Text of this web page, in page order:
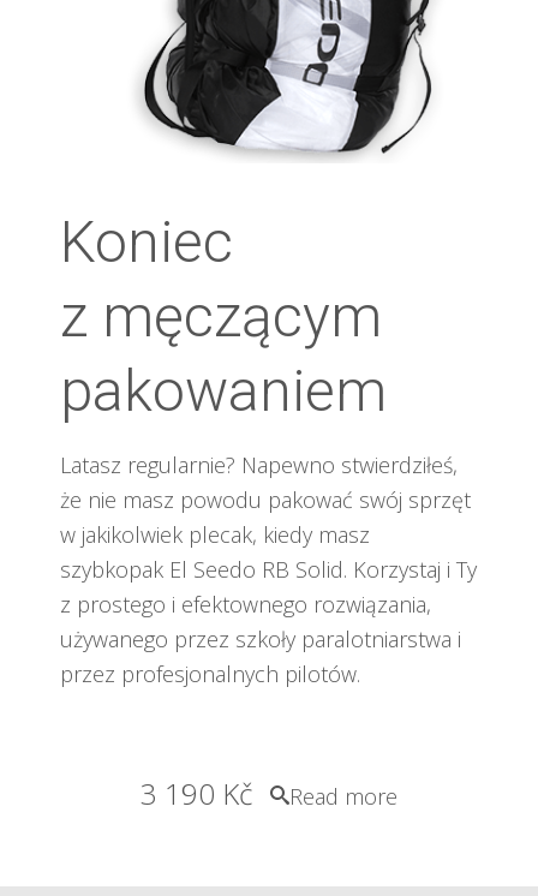
Koniec
z męczącym
pakowaniem
Latasz regularnie? Napewno stwierdziłeś,
że nie masz powodu pakować swój sprzęt
w jakikolwiek plecak, kiedy masz
szybkopak El Seedo RB Solid. Korzystaj i Ty
z prostego i efektownego rozwiązania,
używanego przez szkoły paralotniarstwa i
przez profesjonalnych pilotów.
3 190 Kč Read more